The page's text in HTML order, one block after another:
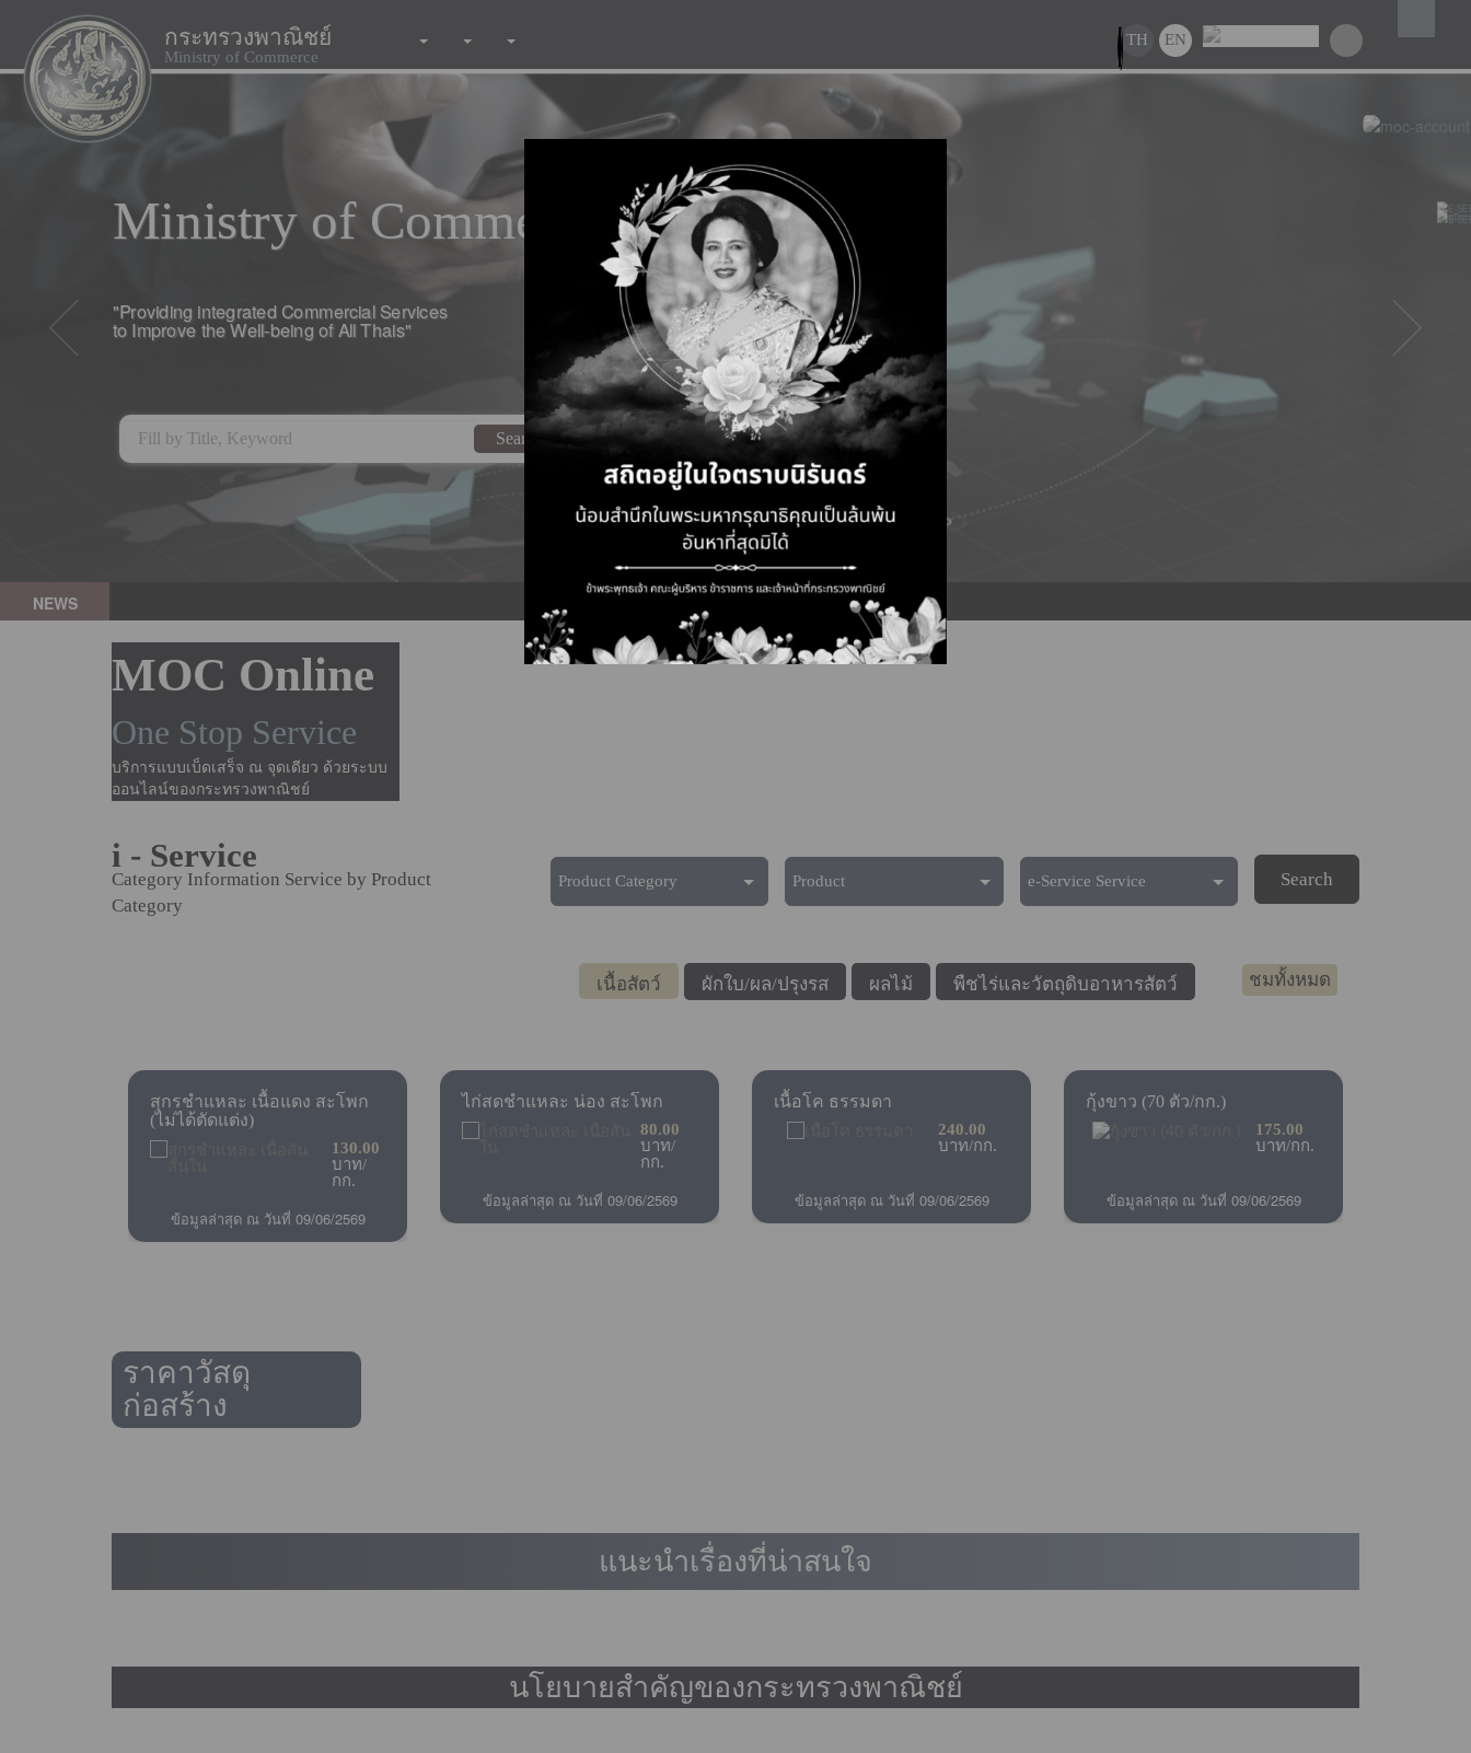
กระทรวงพาณิชย์
Ministry of Commerce
TH EN
Ministry of Commerce
"Providing integrated Commercial Services
to Improve the Well-being of All Thais"
Search
NEWS
MOC Online
One Stop Service
บริการแบบเบ็ดเสร็จ ณ จุดเดียว ด้วยระบบ
ออนไลน์ของกระทรวงพาณิชย์
i - Service
Category Information Service by Product
Category
Search
เนื้อสัตว์ ผักใบ/ผล/ปรุงรส ผลไม้ พืชไร่และวัตถุดิบอาหารสัตว์
สุกรชำแหละ เนื้อแดง สะโพก
(ไม่ได้ตัดแต่ง)
130.00
บาท/
กก.
ข้อมูลล่าสุด ณ วันที่ 09/06/2569
ไก่สดชำแหละ น่อง สะโพก
80.00
บาท/
กก.
ข้อมูลล่าสุด ณ วันที่ 09/06/2569
เนื้อโค ธรรมดา
240.00
บาท/กก.
ข้อมูลล่าสุด ณ วันที่ 09/06/2569
กุ้งขาว (70 ตัว/กก.)
175.00
บาท/กก.
ข้อมูลล่าสุด ณ วันที่ 09/06/2569
ชมทั้งหมด
ราคาวัสดุ
ก่อสร้าง
แนะนำเรื่องที่น่าสนใจ
นโยบายสำคัญของกระทรวงพาณิชย์